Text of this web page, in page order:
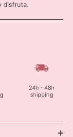
disfruta.
24h - 48h
shipping